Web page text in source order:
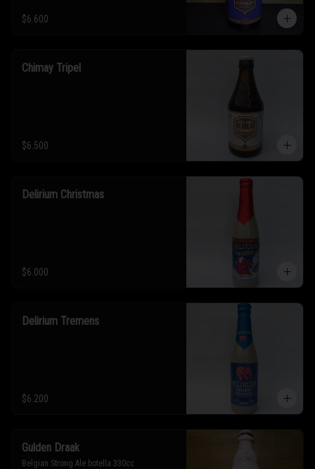
$6.600
Chimay Tripel
$6.500
Delirium Christmas
$6.000
Delirium Tremens
$6.200
Gulden Draak
Belgian Strong Ale botella 330cc